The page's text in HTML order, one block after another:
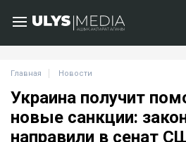
Главная Новости
Украина получит
новые санкции:
направили в сенат